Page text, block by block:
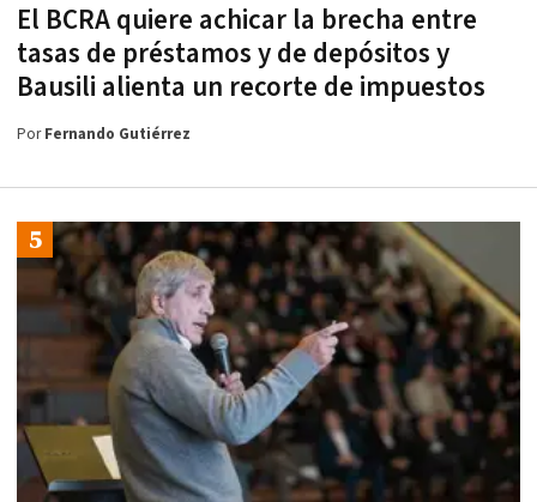
El BCRA quiere achicar la brecha entre
tasas de préstamos y de depósitos y
Bausili alienta un recorte de impuestos
PorFernando Gutiérrez